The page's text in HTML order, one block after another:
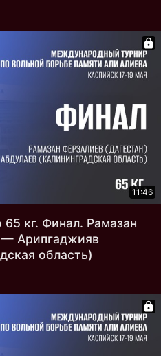
11:46
кг. Финал. Рамазан
— Арипгаджияв
область)